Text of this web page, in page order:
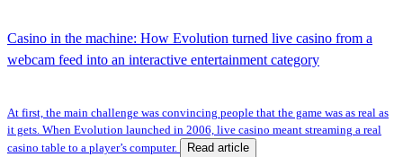
Casino in the machine: How Evolution turned live casino from a
webcam feed into an interactive entertainment category
At first, the main challenge was convincing people that the game was as real as
it gets. When Evolution launched in 2006, live casino meant streaming a real
casino table to a player’s computer.
Read article